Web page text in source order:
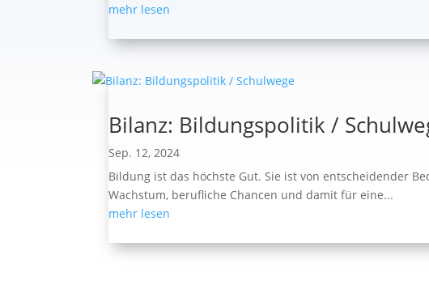
mehr lesen
Bilanz: Bildungspolitik /
Sep. 12, 2024
Bildung ist das höchste Gut. Sie ist von entscheidender
Wachstum, berufliche Chancen und damit für eine...
mehr lesen